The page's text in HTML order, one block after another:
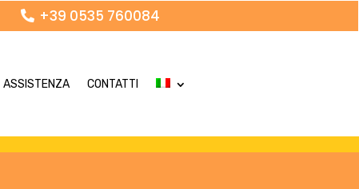
+39 0535 760084
ASSISTENZA CONTATTI